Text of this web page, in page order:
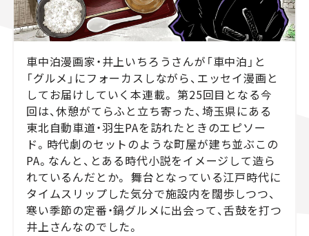
車中泊漫画家・井上いちろうさんが「車中泊」と
「グルメ」にフォーカスしながら、エッセイ漫画と
してお届けしていく本連載。 第25回目となる今
回は、休憩がてらふと立ち寄った、埼玉県にある
東北自動車道・羽生PAを訪れたときのエピソー
ド。時代劇のセットのような町屋が建ち並ぶこの
PA。なんと、とある時代小説をイメージして造ら
れているんだとか。 舞台となっている江戸時代に
タイムスリップした気分で施設内を闊歩しつつ、
寒い季節の定番・鍋グルメに出会って、舌鼓を打つ
井上さんなのでした。